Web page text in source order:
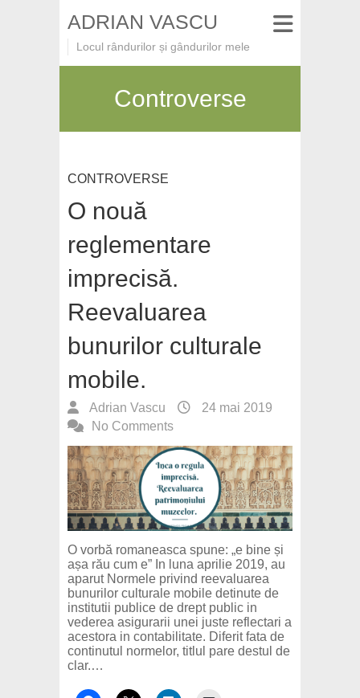
ADRIAN VASCU
Locul rândurilor și gândurilor mele
Controverse
CONTROVERSE
O nouă
reglementare
imprecisă.
Reevaluarea
bunurilor culturale
mobile.
Adrian Vascu
24 mai 2019
No Comments
O vorbă romaneasca spune: „e bine și
așa rău cum e” In luna aprilie 2019, au
aparut Normele privind reevaluarea
bunurilor culturale mobile detinute de
institutii publice de drept public in
vederea asigurarii unei juste reflectari a
acestora in contabilitate. Diferit fata de
continutul normelor, titlul pare destul de
clar.…